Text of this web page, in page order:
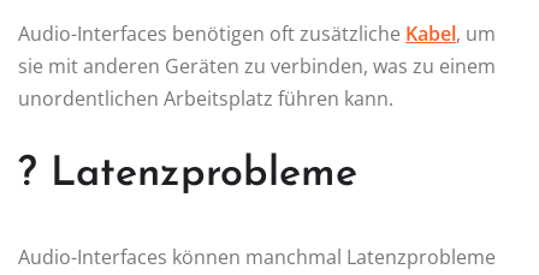
Audio-Interfaces benötigen oft zusätzliche Kabel, um
sie mit anderen Geräten zu verbinden, was zu einem
unordentlichen Arbeitsplatz führen kann.
? Latenzprobleme
Audio-Interfaces können manchmal Latenzprobleme